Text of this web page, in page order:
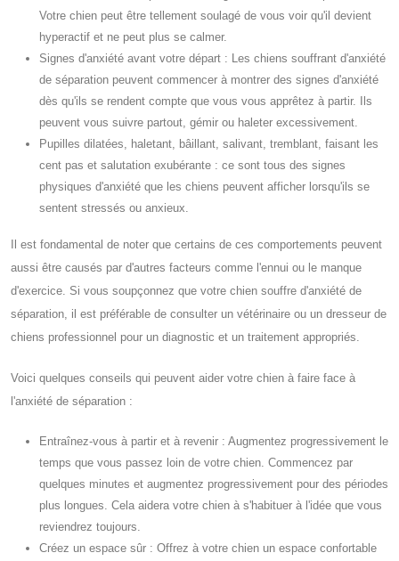
Votre chien peut être tellement soulagé de vous voir qu'il devient
hyperactif et ne peut plus se calmer.
Signes d'anxiété avant votre départ : Les chiens souffrant d'anxiété
de séparation peuvent commencer à montrer des signes d'anxiété
dès qu'ils se rendent compte que vous vous apprêtez à partir. Ils
peuvent vous suivre partout, gémir ou haleter excessivement.
Pupilles dilatées, haletant, bâillant, salivant, tremblant, faisant les
cent pas et salutation exubérante : ce sont tous des signes
physiques d'anxiété que les chiens peuvent afficher lorsqu'ils se
sentent stressés ou anxieux.
Il est fondamental de noter que certains de ces comportements peuvent
aussi être causés par d'autres facteurs comme l'ennui ou le manque
d'exercice. Si vous soupçonnez que votre chien souffre d'anxiété de
séparation, il est préférable de consulter un vétérinaire ou un dresseur de
chiens professionnel pour un diagnostic et un traitement appropriés.
Voici quelques conseils qui peuvent aider votre chien à faire face à
l'anxiété de séparation :
Entraînez-vous à partir et à revenir : Augmentez progressivement le
temps que vous passez loin de votre chien. Commencez par
quelques minutes et augmentez progressivement pour des périodes
plus longues. Cela aidera votre chien à s'habituer à l'idée que vous
reviendrez toujours.
Créez un espace sûr : Offrez à votre chien un espace confortable